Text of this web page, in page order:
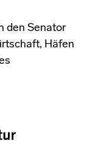
den Senator
Häfen